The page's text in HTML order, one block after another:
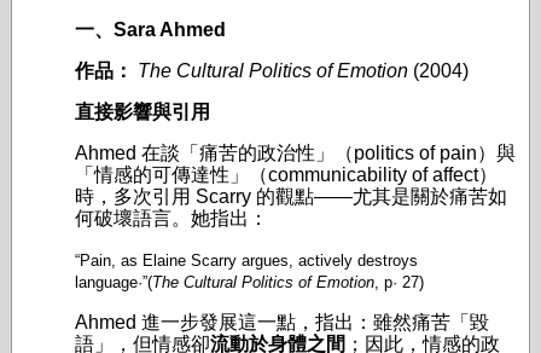
一、Sara Ahmed
作品：
The Cultural Politics of Emotion (2004)
直接影響與引用
Ahmed 在談「痛苦的政治性」（politics of pain）與
「情感的可傳達性」（communicability of affect）
時，多次引用 Scarry 的觀點——尤其是關於痛苦如
何破壞語言。她指出：
“Pain, as Elaine Scarry argues, actively destroys
language·”(The Cultural Politics of Emotion, p· 27)
Ahmed 進一步發展這一點，指出：雖然痛苦「毀
語」，但情感卻流動於身體之間 ；因此，情感的政